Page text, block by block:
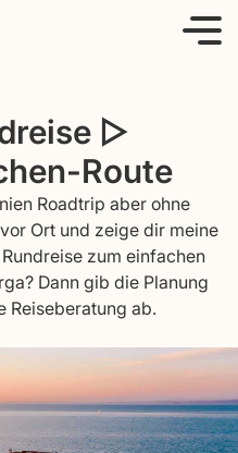
▷
Route
Roadtrip aber ohne
Ort und zeige dir meine
zum einfachen
Dann gib die Planung
Reiseberatung ab.